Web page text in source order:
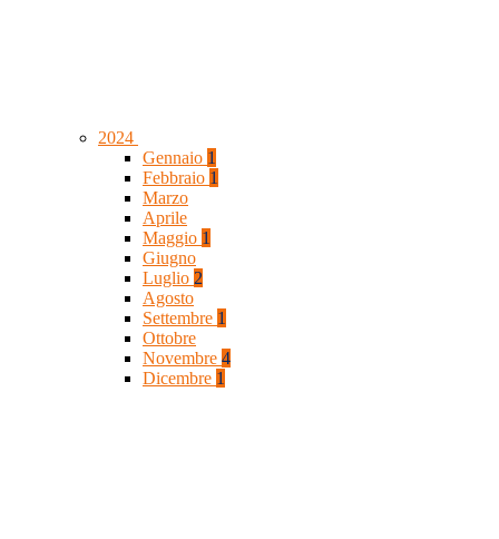
2024
Gennaio 1
Febbraio 1
Marzo
Aprile
Maggio 1
Giugno
Luglio 2
Agosto
Settembre 1
Ottobre
Novembre 4
Dicembre 1